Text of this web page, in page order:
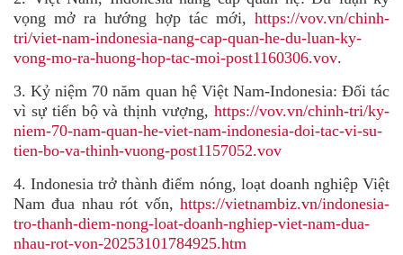
vọng mở ra hướng hợp tác mới, https://vov.vn/chinh-
tri/viet-nam-indonesia-nang-cap-quan-he-du-luan-ky-
vong-mo-ra-huong-hop-tac-moi-post1160306.vov.
3. Kỷ niệm 70 năm quan hệ Việt Nam-Indonesia: Đối tác
vì sự tiến bộ và thịnh vượng, https://vov.vn/chinh-tri/ky-
niem-70-nam-quan-he-viet-nam-indonesia-doi-tac-vi-su-
tien-bo-va-thinh-vuong-post1157052.vov
4.Indonesia trở thành điểm nóng, loạt doanh nghiệp Việt
Nam đua nhau rót vốn, https://vietnambiz.vn/indonesia-
tro-thanh-diem-nong-loat-doanh-nghiep-viet-nam-dua-
nhau-rot-von-20253101784925.htm